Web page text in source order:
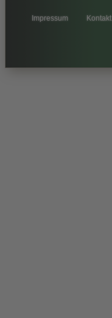
Impressum Kontakt